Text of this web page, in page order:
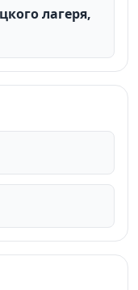
лагеря,